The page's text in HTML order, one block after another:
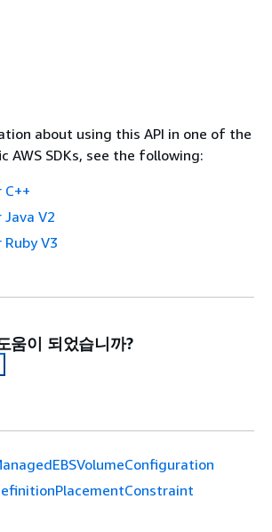
about using this API in one of the
AWS SDKs, see the following:
C++
Java V2
Ruby V3
움이 되었습니까?